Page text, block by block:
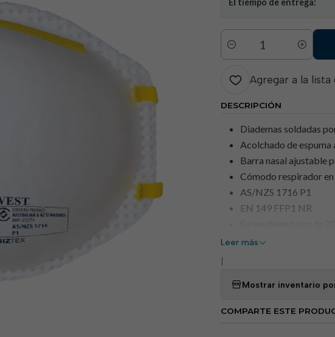
El tiempo de entrega:
Cantidad
Agregar a la
DESCRIPCIÓN
Diademas soldadas
Acolchado de
Barra nasal ajustable
Cómodo respirador
AS/NZS 1716 P1
EN 149 FFP1 NR
Leer más
Mostrar inventario
COMPARTE ESTE